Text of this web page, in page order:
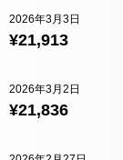
¥21,913
2026年3月3日
¥21,836
2026年3月2日